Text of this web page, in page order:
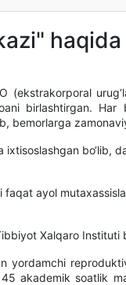
(ekstrakorporal
birlashtirgan.
bemorlarga
bo‘lib,
faqat ayol
Xalqaro Instituti
yordamchi
akademik soatlik